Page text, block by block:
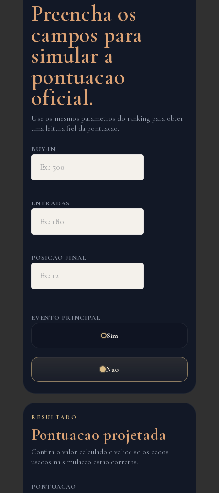
Preencha os
campos para
simular a
pontuacao
oficial.
Use os mesmos parametros do ranking para obter
uma leitura fiel da pontuacao.
BUY-IN
ENTRADAS
POSICAO FINAL
EVENTO PRINCIPAL
Sim
Nao
RESULTADO
Pontuacao projetada
Confira o valor calculado e valide se os dados
usados na simulacao estao corretos.
PONTUACAO